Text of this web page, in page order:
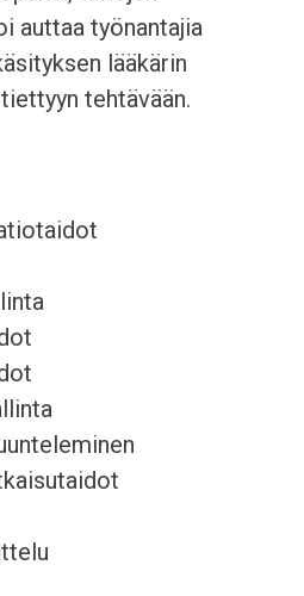
auttaa työnantajia
lääkärin
tehtävään.